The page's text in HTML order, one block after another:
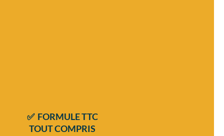
Conseils et accompagnement
✅ FORMULE TTC
TOUT COMPRIS